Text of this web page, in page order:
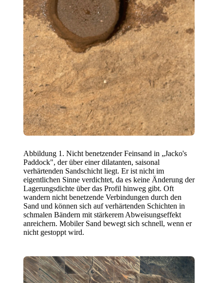
Abbildung 1. Nicht benetzender Feinsand in „Jacko's
Paddock", der über einer dilatanten, saisonal
verhärtenden Sandschicht liegt. Er ist nicht im
eigentlichen Sinne verdichtet, da es keine Änderung der
Lagerungsdichte über das Profil hinweg gibt. Oft
wandern nicht benetzende Verbindungen durch den
Sand und können sich auf verhärtenden Schichten in
schmalen Bändern mit stärkerem Abweisungseffekt
anreichern. Mobiler Sand bewegt sich schnell, wenn er
nicht gestoppt wird.